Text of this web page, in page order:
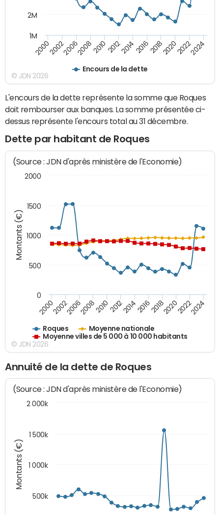
Encours de la dette
20002002200620082010 2012201420162018202020222024
1M
2M
© JDN 2026
L'encours de la dette représente la somme que Roques
doit rembourser aux banques. La somme présentée ci-
dessus représente l'encours total au 31 décembre.
Dette par habitant de Roques
Montants (€)
(Source : JDN d'après ministère de l'Economie)
Roques
Moyenne nationale
Moyenne villes de 5 000 à 10 000 habitants
200020022006200820102012201420162018202020222024
500
1000
1500
0
2000
© JDN 2026
Annuité de la dette de Roques
Montants (€)
(Source : JDN d'après ministère de l'Economie)
500k
1 000k
1 500k
2 000k